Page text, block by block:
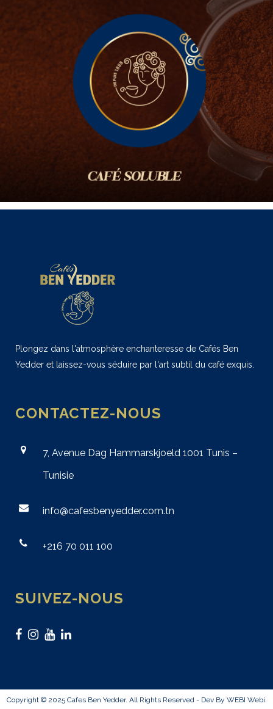
Plongez dans l'atmosphère enchanteresse de Cafés Ben
Yedder et laissez-vous séduire par l'art subtil du café exquis.
CONTACTEZ-NOUS
7, Avenue Dag Hammarskjoeld 1001 Tunis –
Tunisie
info@cafesbenyedder.com.tn
+216 70 011 100
SUIVEZ-NOUS
Copyright © 2025 Cafes Ben Yedder. All Rights Reserved - Dev By WEBI Webi.